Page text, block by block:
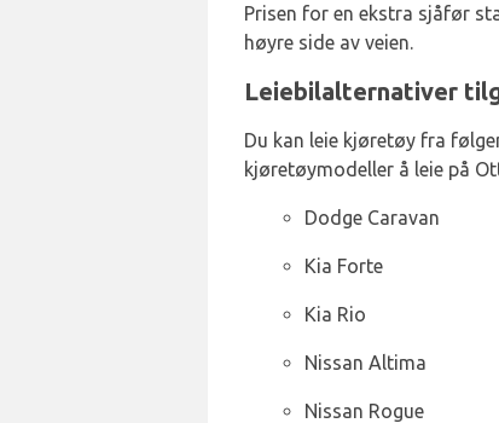
Prisen for en ekstra sjåfør
høyre side av veien.
Leiebilalternativer
Du kan leie kjøretøy fra
kjøretøymodeller å leie på
Dodge Caravan
Kia Forte
Kia Rio
Nissan Altima
Nissan Rogue